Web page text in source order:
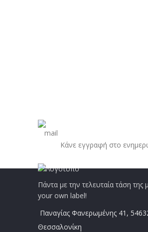
Κάνε εγγραφή στο
Πάντα με την τελευταία τάση της
your own label!
Παναγίας Φανερωμένης 41,
Θεσσαλονίκη